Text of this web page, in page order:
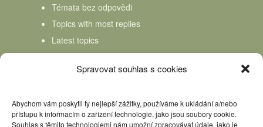
Spravovat souhlas s cookies
Abychom vám poskytli ty nejlepší zážitky, používáme k ukládání a/nebo
přístupu k informacím o zařízení technologie, jako jsou soubory cookie.
Souhlas s těmito technologiemi nám umožní zpracovávat údaje, jako je
Témata bez odpovědi
Topics with most replies
Latest topics
Topics Freshness